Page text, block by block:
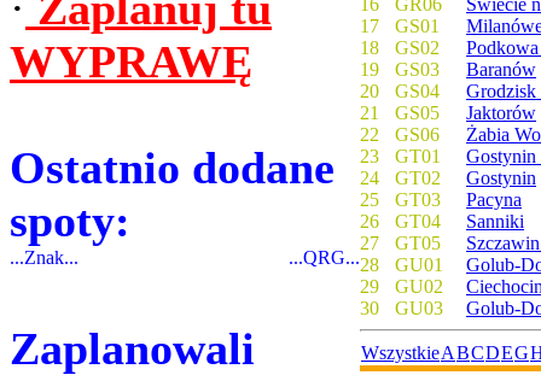
WYPRAWĘ
Ostatnio dodane
spoty:
...Znak... ...QRG...
Zaplanowali
16
GR06
Świecie
17
GS01
18
GS02
19
GS03
Baranów
20
GS04
21
GS05
Jaktorów
22
GS06
Żabia
23
GT01
Gostynin
24
GT02
Gostynin
25
GT03
Pacyna
26
GT04
Sanniki
27
GT05
28
GU01
Golub-
29
GU02
30
GU03 Golub-
WszystkieABCDEG